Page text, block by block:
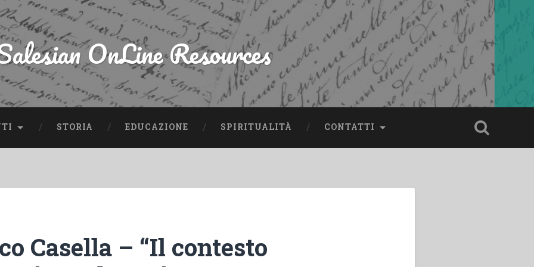
OnLine Resources
STORIA EDUCAZIONE SPIRITUALITÀ CONTATTI
Casella – “Il contesto